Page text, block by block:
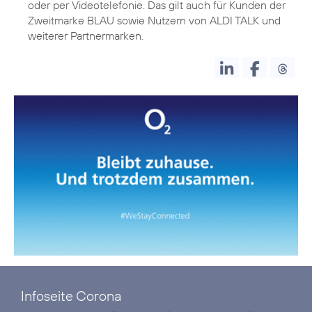
oder per Videotelefonie. Das gilt auch für Kunden der
Zweitmarke BLAU sowie Nutzern von ALDI TALK und
Infoseite Corona